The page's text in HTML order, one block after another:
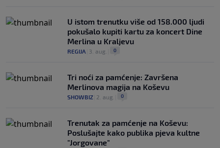
U istom trenutku više od 158.000 ljudi
pokušalo kupiti kartu za koncert Dine
Merlina u Kraljevu
REGIJA 3. aug. 0
Tri noći za pamćenje: Završena
Merlinova magija na Koševu
SHOWBIZ 2. aug. 0
Trenutak za pamćenje na Koševu:
Poslušajte kako publika pjeva kultne
"Jorgovane"